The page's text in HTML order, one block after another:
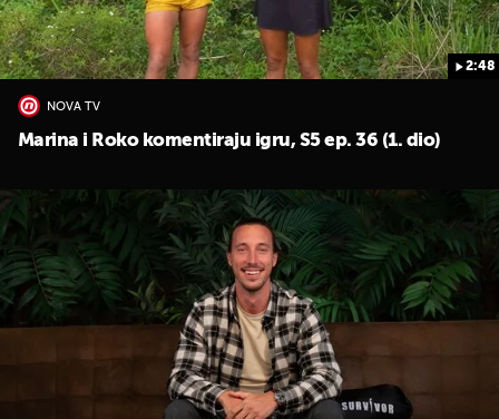
2:48
NOVA TV
Marina i Roko komentiraju igru, S5 ep. 36 (1. dio)